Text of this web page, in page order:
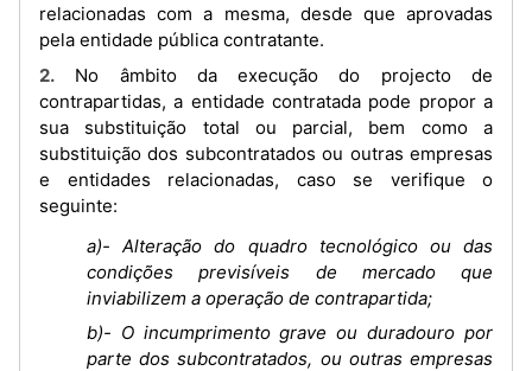
relacionadas com a mesma, desde que aprovadas
pela entidade pública contratante.
2. No âmbito da execução do projecto de
contrapartidas, a entidade contratada pode propor a
sua substituição total ou parcial, bem como a
substituição dos subcontratados ou outras empresas
e entidades relacionadas, caso se verifique o
seguinte:
a)- Alteração do quadro tecnológico ou das
condições previsíveis de mercado que
inviabilizem a operação de contrapartida;
b)- O incumprimento grave ou duradouro por
parte dos subcontratados, ou outras empresas